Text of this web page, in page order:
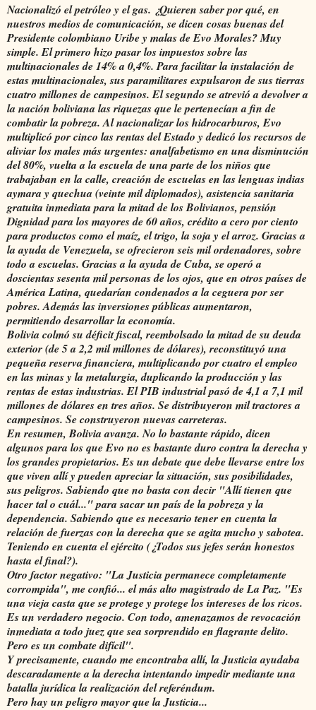
Nacionalizó el petróleo y el gas. ¿Quieren saber por qué, en
nuestros medios de comunicación, se dicen cosas buenas del
Presidente colombiano Uribe y malas de Evo Morales? Muy
simple. El primero hizo pasar los impuestos sobre las
multinacionales de 14% a 0,4%. Para facilitar la instalación de
estas multinacionales, sus paramilitares expulsaron de sus tierras
cuatro millones de campesinos. El segundo se atrevió a devolver a
la nación boliviana las riquezas que le pertenecían a fin de
combatir la pobreza. Al nacionalizar los hidrocarburos, Evo
multiplicó por cinco las rentas del Estado y dedicó los recursos de
aliviar los males más urgentes: analfabetismo en una disminución
del 80%, vuelta a la escuela de una parte de los niños que
trabajaban en la calle, creación de escuelas en las lenguas indias
aymara y quechua (veinte mil diplomados), asistencia sanitaria
gratuita inmediata para la mitad de los Bolivianos, pensión
Dignidad para los mayores de 60 años, crédito a cero por ciento
para productos como el maíz, el trigo, la soja y el arroz. Gracias a
la ayuda de Venezuela, se ofrecieron seis mil ordenadores, sobre
todo a escuelas. Gracias a la ayuda de Cuba, se operó a
doscientas sesenta mil personas de los ojos, que en otros países de
América Latina, quedarían condenados a la ceguera por ser
pobres. Además las inversiones públicas aumentaron,
permitiendo desarrollar la economía.
Bolivia colmó su déficit fiscal, reembolsado la mitad de su deuda
exterior (de 5 a 2,2 mil millones de dólares), reconstituyó una
pequeña reserva financiera, multiplicando por cuatro el empleo
en las minas y la metalurgia, duplicando la producción y las
rentas de estas industrias. El PIB industrial pasó de 4,1 a 7,1 mil
millones de dólares en tres años. Se distribuyeron mil tractores a
campesinos. Se construyeron nuevas carreteras.
En resumen, Bolivia avanza. No lo bastante rápido, dicen
algunos para los que Evo no es bastante duro contra la derecha y
los grandes propietarios. Es un debate que debe llevarse entre los
que viven allí y pueden apreciar la situación, sus posibilidades,
sus peligros. Sabiendo que no basta con decir "Allí tienen que
hacer tal o cuál..." para sacar un país de la pobreza y la
dependencia. Sabiendo que es necesario tener en cuenta la
relación de fuerzas con la derecha que se agita mucho y sabotea.
Teniendo en cuenta el ejército (¿Todos sus jefes serán honestos
hasta el final?).
Otro factor negativo: "La Justicia permanece completamente
corrompida", me confió... el más alto magistrado de La Paz. "Es
una vieja casta que se protege y protege los intereses de los ricos.
Es un verdadero negocio. Con todo, amenazamos de revocación
inmediata a todo juez que sea sorprendido en flagrante delito.
Pero es un combate difícil".
Y precisamente, cuando me encontraba allí, la Justicia ayudaba
descaradamente a la derecha intentando impedir mediante una
batalla jurídica la realización del referéndum.
Pero hay un peligro mayor que la Justicia...